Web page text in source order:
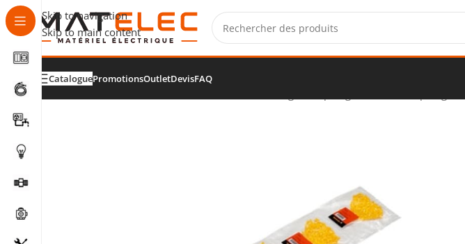
Skip to navigation
Skip to main content
CataloguePromotionsOutletDevisFAQ